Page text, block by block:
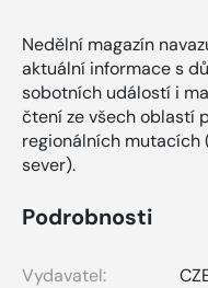
Nedělní magazín
aktuální informace s
sobotních událostí i
čtení ze všech oblastí
regionálních mutacích
sever).
Podrobnosti
Vydavatel: